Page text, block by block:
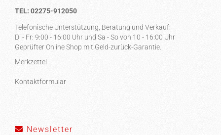
TEL: 02275-912050
Telefonische Unterstützung, Beratung und Verkauf:
Di - Fr: 9:00 - 16:00 Uhr und Sa - So von 10 - 16:00 Uhr
Geprüfter Online Shop mit Geld-zurück-Garantie.
Merkzettel
Kontaktformular
Newsletter